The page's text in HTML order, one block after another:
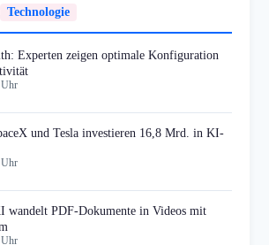
Technologie
Experten zeigen optimale Konfiguration
Uhr
und Tesla investieren 16,8 Mrd. in KI-
Uhr
wandelt PDF-Dokumente in Videos mit
Uhr